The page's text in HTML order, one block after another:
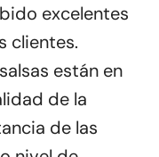
excelentes
clientes.
están en
de la
de las